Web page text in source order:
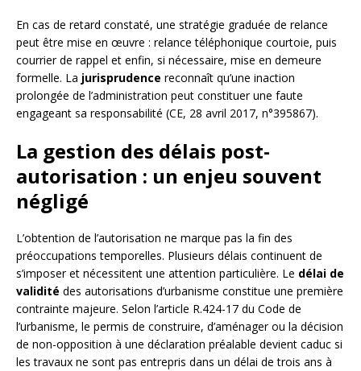
En cas de retard constaté, une stratégie graduée de relance
peut être mise en œuvre : relance téléphonique courtoie, puis
courrier de rappel et enfin, si nécessaire, mise en demeure
formelle. La jurisprudence reconnaît qu’une inaction
prolongée de l’administration peut constituer une faute
engageant sa responsabilité (CE, 28 avril 2017, n°395867).
La gestion des délais post-
autorisation : un enjeu souvent
négligé
L’obtention de l’autorisation ne marque pas la fin des
préoccupations temporelles. Plusieurs délais continuent de
s’imposer et nécessitent une attention particulière. Le délai de
validité des autorisations d’urbanisme constitue une première
contrainte majeure. Selon l’article R.424-17 du Code de
l’urbanisme, le permis de construire, d’aménager ou la décision
de non-opposition à une déclaration préalable devient caduc si
les travaux ne sont pas entrepris dans un délai de trois ans à